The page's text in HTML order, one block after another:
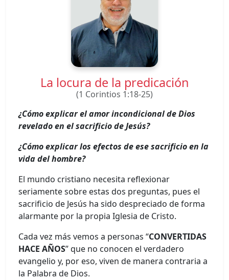
La locura de la predicación
(1 Corintios 1:18-25)
¿Cómo explicar el amor incondicional de Dios
revelado en el sacrificio de Jesús?
¿Cómo explicar los efectos de ese sacrificio en la
vida del hombre?
El mundo cristiano necesita reflexionar
seriamente sobre estas dos preguntas, pues el
sacrificio de Jesús ha sido despreciado de forma
alarmante por la propia Iglesia de Cristo.
Cada vez más vemos a personas “CONVERTIDAS
HACE AÑOS” que no conocen el verdadero
evangelio y, por eso, viven de manera contraria a
la Palabra de Dios.